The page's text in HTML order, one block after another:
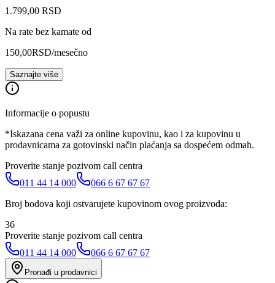
1.799,00 RSD
Na rate bez kamate od
150,00RSD/mesečno
Saznajte više
Informacije o popustu
*Iskazana cena važi za online kupovinu, kao i za kupovinu u
prodavnicama za gotovinski način plaćanja sa dospećem odmah.
Proverite stanje pozivom call centra
011 44 14 000
066 6 67 67 67
Broj bodova koji ostvarujete kupovinom ovog proizvoda:
36
Proverite stanje pozivom call centra
011 44 14 000
066 6 67 67 67
Pronađi u prodavnici